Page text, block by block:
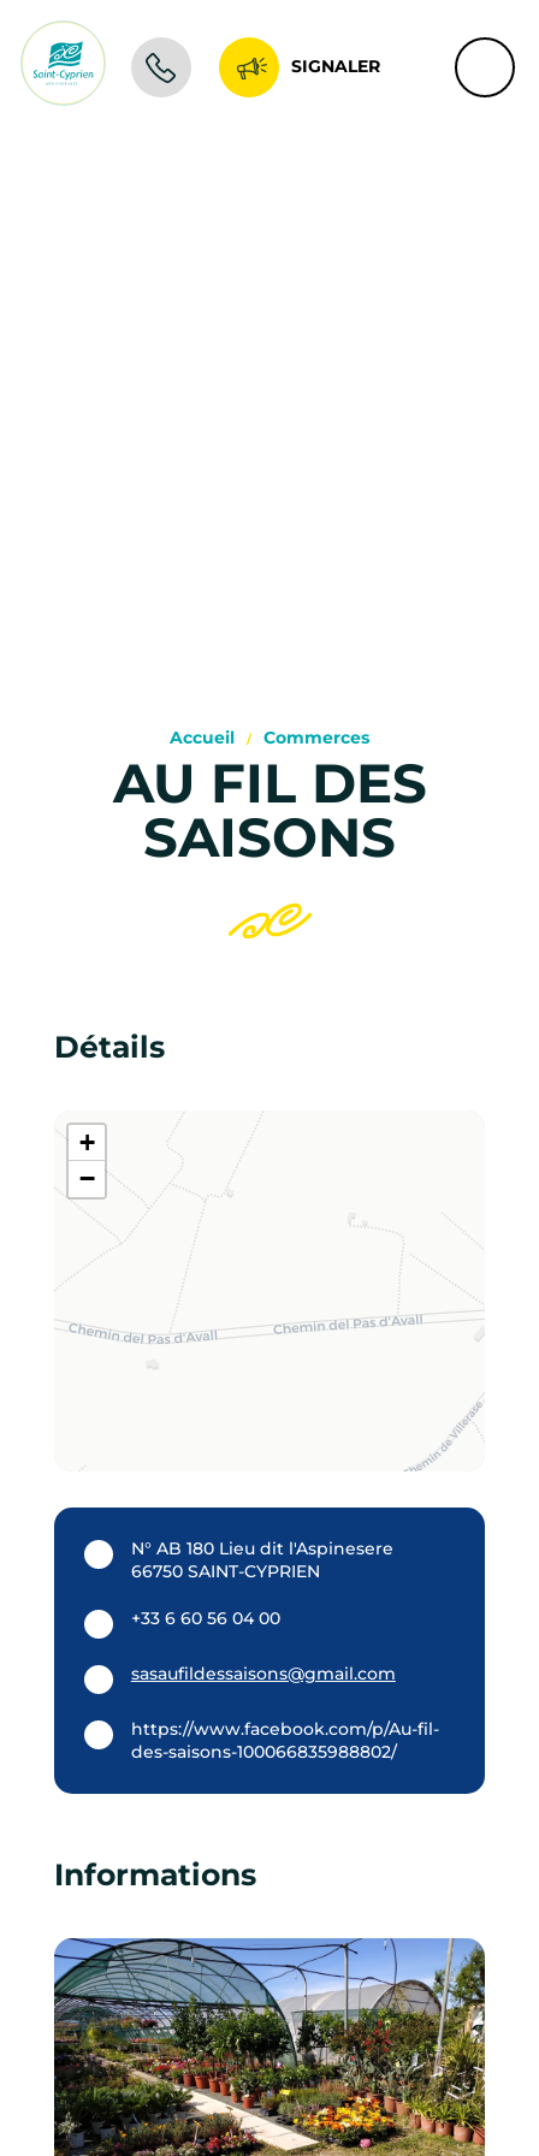
SIGNALER
Accueil Commerces
AU FIL DES
SAISONS
Détails
+
−
N° AB 180 Lieu dit l'Aspinesere
66750 SAINT-CYPRIEN
+33 6 60 56 04 00
sasaufildessaisons@gmail.com
https://www.facebook.com/p/Au-fil-
des-saisons-100066835988802/
Informations